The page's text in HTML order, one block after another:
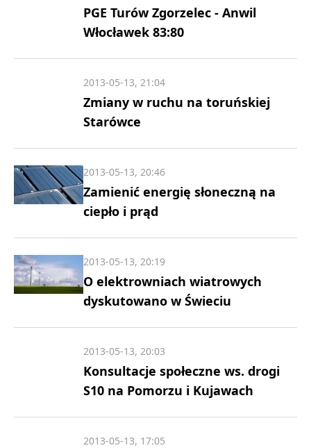
PGE Turów Zgorzelec - Anwil
Włocławek 83:80
Zmiany w ruchu na toruńskiej
Starówce
2013-05-13, 21:04
Zamienić energię słoneczną na
ciepło i prąd
2013-05-13, 20:46
O elektrowniach wiatrowych
dyskutowano w Świeciu
2013-05-13, 20:19
Konsultacje społeczne ws. drogi
S10 na Pomorzu i Kujawach
2013-05-13, 20:03
2013-05-13, 17:05